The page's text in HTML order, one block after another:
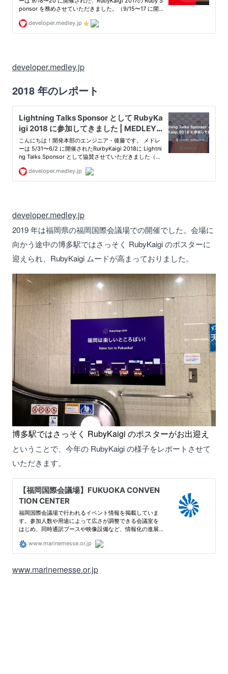
developer.medley.jp
2018 年のレポート
developer.medley.jp
2019 年は福岡県の福岡国際会議場での開催でした。会場に
向かう途中の博多駅ではさっそく RubyKaigi のポスターに
迎えられ、RubyKaigi ムードが高まっておりました。
博多駅ではさっそく RubyKaigi のポスターがお出迎え
ということで、今年の RubyKaigi の様子をレポートさせて
いただきます。
www.marinemesse.or.jp